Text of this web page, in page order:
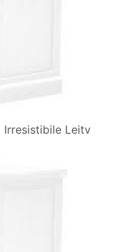
Irresistibile Leitv